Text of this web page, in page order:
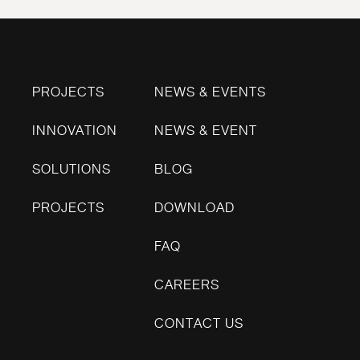
PROJECTS
INNOVATION
SOLUTIONS
PROJECTS
NEWS & EVENTS
NEWS & EVENT
BLOG
DOWNLOAD
FAQ
CAREERS
CONTACT US